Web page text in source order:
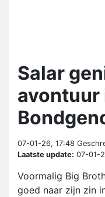
Salar
avontuur
07-01-26, 17:48
Laatste update: 07-01-
Voormalig Big
goed naar zijn zin